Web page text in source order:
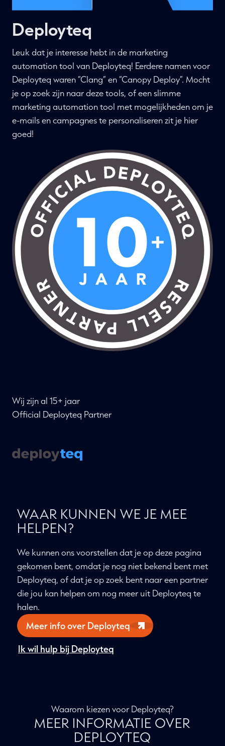
Deployteq
Leuk dat je interesse hebt in de marketing
automation tool van Deployteq! Eerdere namen voor
Deployteq waren “Clang” en “Canopy Deploy”. Mocht
je op zoek zijn naar deze tools, of een slimme
marketing automation tool met mogelijkheden om je
e-mails en campagnes te personaliseren zit je hier
goed!
Wij zijn al 15+ jaar
Official Deployteq Partner
WAAR KUNNEN WE JE MEE
HELPEN?
We kunnen ons voorstellen dat je op deze pagina
gekomen bent, omdat je nog niet bekend bent met
Deployteq, of dat je op zoek bent naar een partner
die jou kan helpen om nog meer uit Deployteq te
halen.
Meer info over Deployteq
Ik wil hulp bij Deployteq
Waarom kiezen voor Deployteq?
MEER INFORMATIE OVER
DEPLOYTEQ